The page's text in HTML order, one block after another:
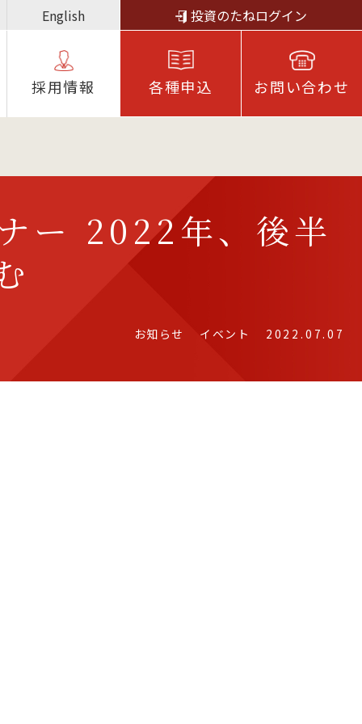
English 投資のたねログイン
採⽤情報 各種申込 お問い合わせ
ー 2022年、後半
お知らせ イベント 2022.07.07